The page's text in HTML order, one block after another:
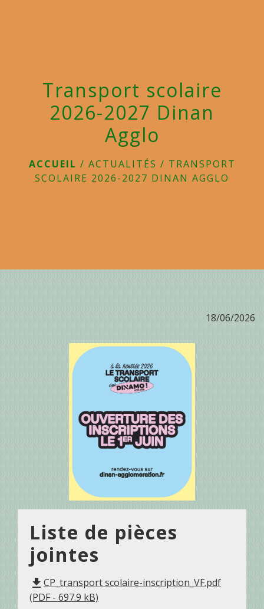
Transport scolaire
2026-2027 Dinan
Agglo
ACCUEIL / ACTUALITÉS / TRANSPORT
SCOLAIRE 2026-2027 DINAN AGGLO
18/06/2026
Liste de pièces
jointes
file_download CP_transport scolaire-inscription_VF.pdf
(PDF - 697.9 kB)